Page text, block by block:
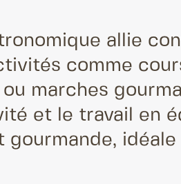
allie
comme
marches
et le travail en
gourmande,